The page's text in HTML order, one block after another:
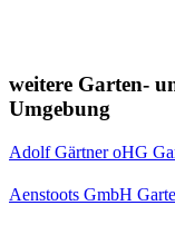
weitere Garten-
Umgebung
Adolf Gärtner oHG
Aenstoots GmbH